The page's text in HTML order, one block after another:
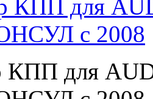
КПП для
с 2008
КПП для